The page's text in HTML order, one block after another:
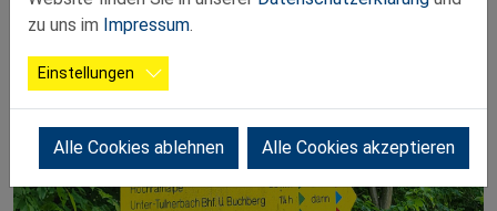
zu uns im Impressum.
Einstellungen
Alle Cookies ablehnen Alle Cookies akzeptieren